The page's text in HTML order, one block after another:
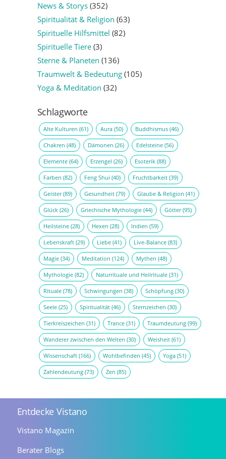
News & Storys(352)
Spiritualität & Religion (63)
Spirituelle Hilfsmittel (82)
Spirituelle Tiere(3)
Sterne & Planeten (136)
Traumwelt & Bedeutung(105)
Yoga & Meditation (32)
Schlagworte
Alte Kulturen (61) Aura(50) Buddhismus(46)
Chakren (48) Dämonen (26) Edelsteine(56)
Elemente(64) Erzengel (26) Esoterik(88)
Farben (82) Feng Shui (40) Fruchtbarkeit(39)
Geister(89) Gesundheit(79) Glaube & Religion (41)
Glück(26) Griechische Mythologie(44) Götter(95)
Heilsteine(28) Hexen (28) Indien (59)
Lebenskraft(29) Liebe(41) Live-Balance(83)
Magie(34) Meditation (124) Mythen (48)
Mythologie(82) Naturrituale und Heilrituale(31)
Rituale(78) Schwingungen (38) Schöpfung(30)
Seele(25) Spiritualität(46) Sternzeichen (30)
Tierkreiszeichen (31) Trance(31) Traumdeutung(99)
Wanderer zwischen den Welten (30) Weisheit(61)
Wissenschaft(166) Wohlbefinden (45) Yoga(51)
Zahlendeutung(73) Zen (85)
Entdecke Vistano
Vistano Magazin
Berater Blogs